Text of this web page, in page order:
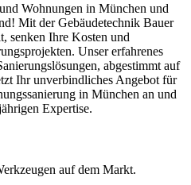
Wohnungen in München und
Mit der Gebäudetechnik Bauer
senken Ihre Kosten und
Unser erfahrenes
abgestimmt auf
Ihr unverbindliches Angebot für
in München an und
Expertise.
auf dem Markt.